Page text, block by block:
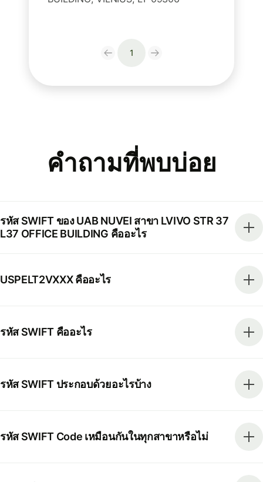
1
คำถามที่พบบ่อย
รหัส SWIFT ของ UAB NUVEI สาขา LVIVO STR 37
L37 OFFICE BUILDING คืออะไร
USPELT2VXXX คืออะไร
รหัส SWIFT คืออะไร
รหัส SWIFT ประกอบด้วยอะไรบ้าง
รหัส SWIFT Code เหมือนกันในทุกสาขาหรือไม่